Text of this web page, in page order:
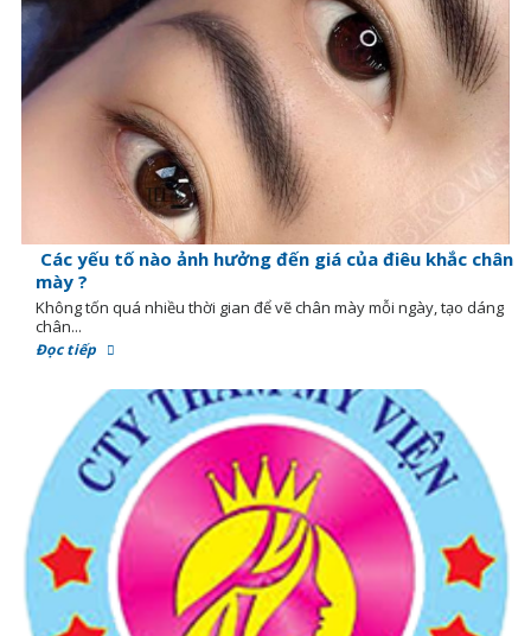
Các yếu tố nào ảnh hưởng đến giá của điêu khắc chân
mày ?
Không tốn quá nhiều thời gian để vẽ chân mày mỗi ngày, tạo dáng
chân...
Đọc tiếp